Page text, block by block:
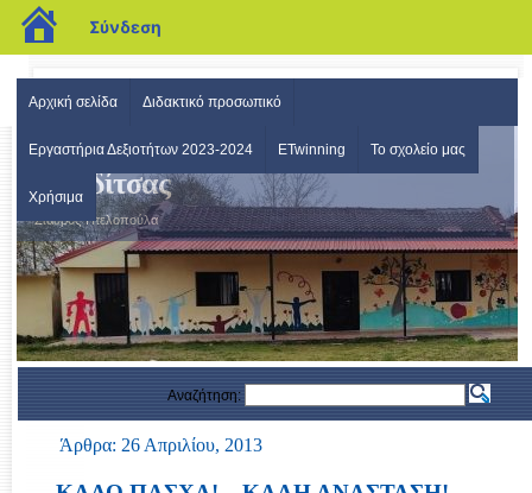
blogs.sch.gr
Σύνδεση
Αρχική σελίδα Διδακτικό προσωπικό
Εργαστήρια Δεξιοτήτων 2023-2024 ETwinning Το σχολείο μας
Χρήσιμα
Δημοτικό Σχολείο Σταυρού
Καρδίτσας
Σταυρός-Πτελοπούλα
Αναζήτηση:
Άρθρα: 26 Απριλίου, 2013